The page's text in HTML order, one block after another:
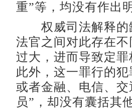
重”等，均没有作出
权威司法解释的
法官之间对此存在
过大，进而导致定
此外，这一罪行的
或者金融、电信、
员”，却没有囊括其